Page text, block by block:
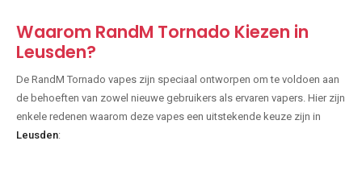
Waarom RandM Tornado Kiezen in
Leusden?
De RandM Tornado vapes zijn speciaal ontworpen om te voldoen aan
de behoeften van zowel nieuwe gebruikers als ervaren vapers. Hier zijn
enkele redenen waarom deze vapes een uitstekende keuze zijn in
Leusden: